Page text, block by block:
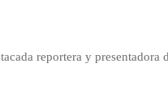
reportera y presentadora